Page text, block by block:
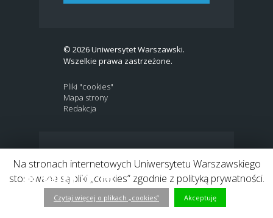
© 2026 Uniwersytet Warszawski.
Wszelkie prawa zastrzeżone.
Pliki "cookies"
Mapa strony
Redakcja
Link do profilu Facebook
Link to Twitter profile
Link do kanału Youtube
Link do profilu Instagram
Link do profilu LinkedIn
Na stronach internetowych Uniwersytetu Warszawskiego
stosowane są pliki „cookies” zgodnie z polityką prywatności.
Czytaj więcej o plikach „cookies” Akceptuję